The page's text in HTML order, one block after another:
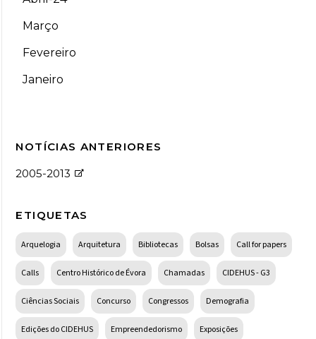
Março
Fevereiro
Janeiro
NOTÍCIAS ANTERIORES
2005-2013
ETIQUETAS
Arquelogia Arquitetura Bibliotecas Bolsas Call for papers
Calls Centro Histórico de Évora Chamadas CIDEHUS - G3
Ciências Sociais Concurso Congressos Demografia
Edições do CIDEHUS Empreendedorismo Exposições